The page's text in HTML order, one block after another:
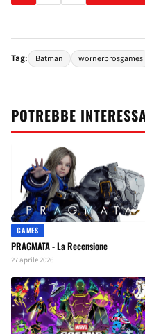
Tag: Batman wornerbrosgames
POTREBBE
GAMES
PRAGMATA - La Recensione
27 aprile 2026